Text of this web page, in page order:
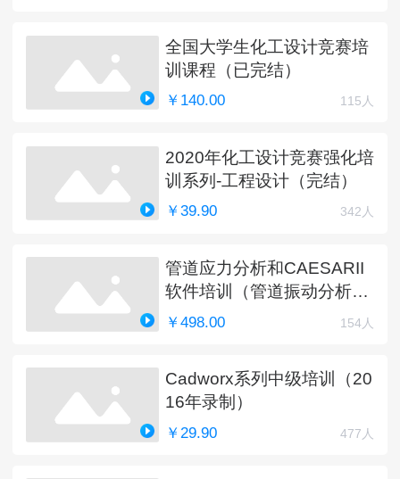
全国大学生化工设计竞赛培
训课程（已完结）
￥140.00 115人
2020年化工设计竞赛强化培
训系列-工程设计（完结）
￥39.90 342人
管道应力分析和CAESARII
软件培训（管道振动分析更
新中）
￥498.00 154人
Cadworx系列中级培训（20
16年录制）
￥29.90 477人